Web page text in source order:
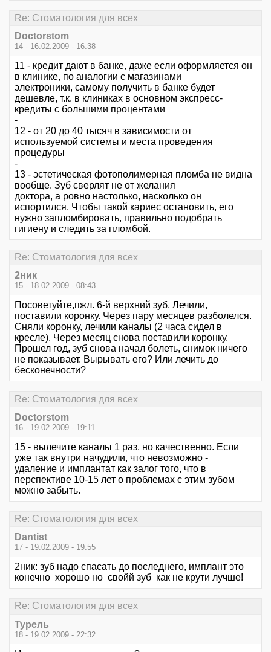
Re: Стоматология для всех
Doctorstom
14 - 16.02.2009 - 16:38
11 - кредит дают в банке, даже если оформляется он
в клинике, по аналогии с магазинами
электроники, самому получить в банке будет
дешевле, т.к. в клиниках в основном экспресс-
кредиты с большими процентами
-
12 - от 20 до 40 тысяч в зависимости от
используемой системы и места проведения
процедуры
-
13 - эстетическая фотополимерная пломба не видна
вообще. Зуб сверлят не от желания
доктора, а ровно настолько, насколько он
испортился. Чтобы такой кариес остановить, его
нужно запломбировать, правильно подобрать
гигиену и следить за пломбой.
Re: Стоматология для всех
2ник
15 - 18.02.2009 - 08:43
Посоветуйте,пжл. 6-й верхний зуб. Лечили,
поставили коронку. Через пару месяцев разболелся.
Сняли коронку, лечили каналы (2 часа сидел в
кресле). Через месяц снова поставили коронку.
Прошел год, зуб снова начал болеть, снимок ничего
не показывает. Вырывать его? Или лечить до
бесконечности?
Re: Стоматология для всех
Doctorstom
16 - 19.02.2009 - 19:11
15 - вылечите каналы 1 раз, но качественно. Если
уже так внутри начудили, что невозможно -
удаление и имплантат как залог того, что в
перспективе 10-15 лет о проблемах с этим зубом
можно забыть.
Re: Стоматология для всех
Dantist
17 - 19.02.2009 - 19:55
2ник: зуб надо спасать до последнего, имплант это
конечно хорошо но свойй зуб как не крути лучше!
Re: Стоматология для всех
Турель
18 - 19.02.2009 - 22:32